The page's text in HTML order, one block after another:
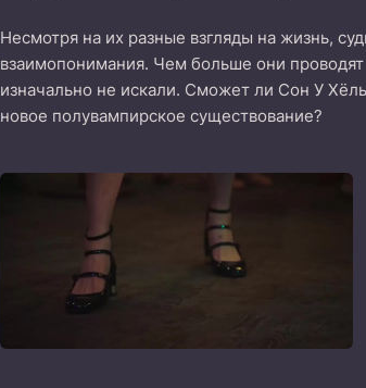
Несмотря на их разные взгляды на жизнь,
взаимопонимания. Чем больше они
изначально не искали. Сможет ли Сон У
новое полувампирское существование?